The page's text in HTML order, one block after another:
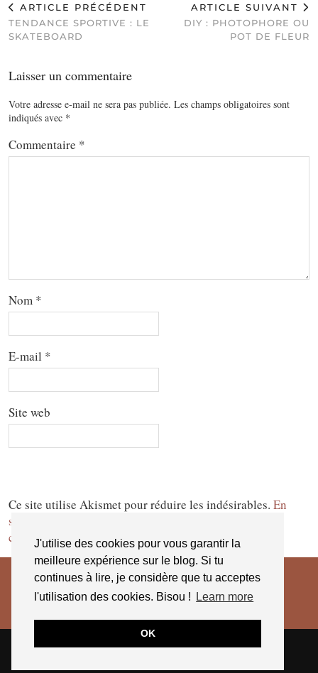
J'utilise des cookies pour vous garantir la
meilleure expérience sur le blog. Si tu
continues à lire, je considère que tu acceptes
l'utilisation des cookies. Bisou !
Learn more
OK
ARTICLE PRÉCÉDENT
TENDANCE SPORTIVE : LE
SKATEBOARD
ARTICLE SUIVANT
DIY : PHOTOPHORE OU
POT DE FLEUR
Laisser un commentaire
Votre adresse e-mail ne sera pas publiée. Les champs obligatoires sont
indiqués avec *
Commentaire *
Nom *
E-mail *
Site web
Ce site utilise Akismet pour réduire les indésirables. En
savoir plus sur la façon dont les données de vos
commentaires sont traitées